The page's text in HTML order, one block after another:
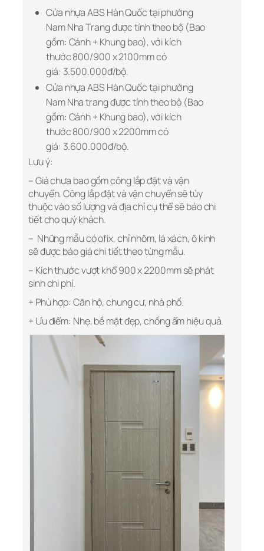
Cửa nhựa ABS Hàn Quốc tại phường
Nam Nha Trang được tính theo bộ (Bao
gồm: Cánh + Khung bao), với kích
thước 800/900 x 2100mm có
giá: 3.500.000đ/bộ.
Cửa nhựa ABS Hàn Quốc tại phường
Nam Nha trang được tính theo bộ (Bao
gồm: Cánh + Khung bao), với kích
thước 800/900 x 2200mm có
giá: 3.600.000đ/bộ.
Lưu ý:
–Giá chưa bao gồm công lắp đặt và vận
chuyển. Công lắp đặt và vận chuyển sẽ tùy
thuộc vào số lượng và địa chỉ cụ thể sẽ báo chi
tiết cho quý khách.
– Những mẫu có ofix, chỉ nhôm, lá xách, ô kính
sẽ được báo giá chi tiết theo từng mẫu.
– Kích thước vượt khổ 900 x 2200mm sẽ phát
sinh chi phí.
+ Phù hợp: Căn hộ, chung cư, nhà phố.
+ Ưu điểm: Nhẹ, bề mặt đẹp, chống ẩm hiệu quả.